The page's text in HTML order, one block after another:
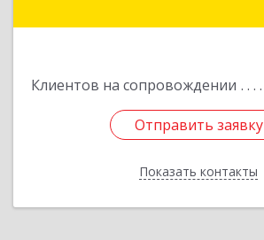
Клиентов на сопровождении
Отправить заявку
Показать контакты
Отправить заявку
Назад